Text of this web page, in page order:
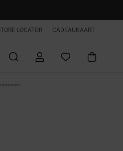
LOCATOR CADEAUKAART